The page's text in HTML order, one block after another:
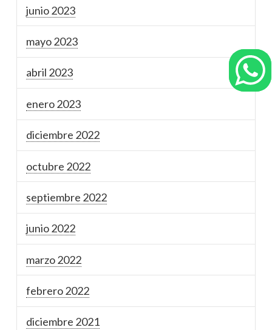
junio 2023
mayo 2023
abril 2023
enero 2023
diciembre 2022
octubre 2022
septiembre 2022
junio 2022
marzo 2022
febrero 2022
diciembre 2021